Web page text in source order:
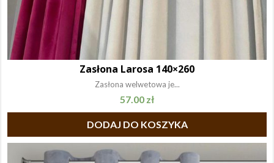
Zasłona Larosa 140×260
Zasłona welwetowa je...
57.00 zł
DODAJ DO KOSZYKA